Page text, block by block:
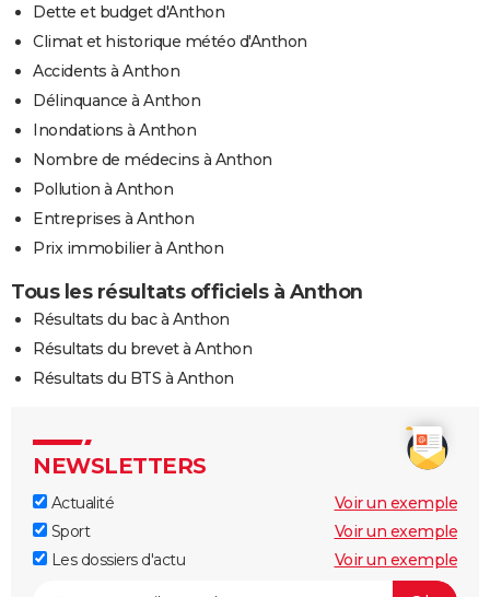
Dette et budget d'Anthon
Climat et historique météo d'Anthon
Accidents à Anthon
Délinquance à Anthon
Inondations à Anthon
Nombre de médecins à Anthon
Pollution à Anthon
Entreprises à Anthon
Prix immobilier à Anthon
Tous les résultats officiels à Anthon
Résultats du bac à Anthon
Résultats du brevet à Anthon
Résultats du BTS à Anthon
NEWSLETTERS
Actualité
Voir un exemple
Sport
Voir un exemple
Les dossiers d'actu
Voir un exemple